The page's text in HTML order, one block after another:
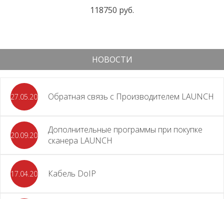
118750 руб.
НОВОСТИ
27.05.2026 Обратная связь с Производителем LAUNCH
20.09.2025
Дополнительные программы при покупке
сканера LAUNCH
17.04.2024 Кабель DoIP